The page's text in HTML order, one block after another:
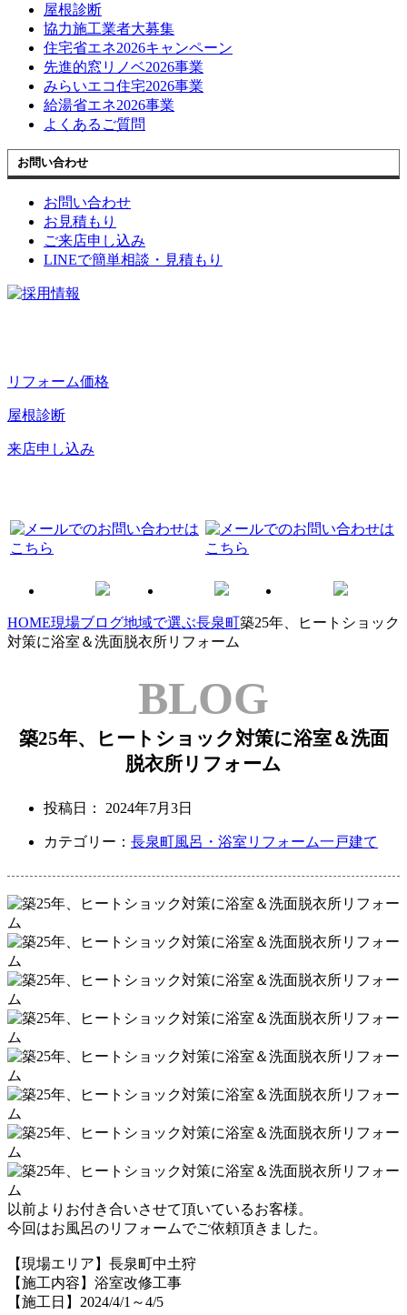
屋根診断
協力施工業者大募集
住宅省エネ2026キャンペーン
先進的窓リノベ2026事業
みらいエコ住宅2026事業
給湯省エネ2026事業
よくあるご質問
お問い合わせ
お問い合わせ
お見積もり
ご来店申し込み
LINEで簡単相談・見積もり
リフォーム価格
屋根診断
来店申し込み
HOME現場ブログ地域で選ぶ長泉町築25年、ヒートショック
対策に浴室＆洗面脱衣所リフォーム
BLOG
築25年、ヒートショック対策に浴室＆洗面
脱衣所リフォーム
投稿日： 2024年7月3日
カテゴリー： 長泉町風呂・浴室リフォーム一戸建て
以前よりお付き合いさせて頂いているお客様。
今回はお風呂のリフォームでご依頼頂きました。
【現場エリア】長泉町中土狩
【施工内容】浴室改修工事
【施工日】2024/4/1～4/5